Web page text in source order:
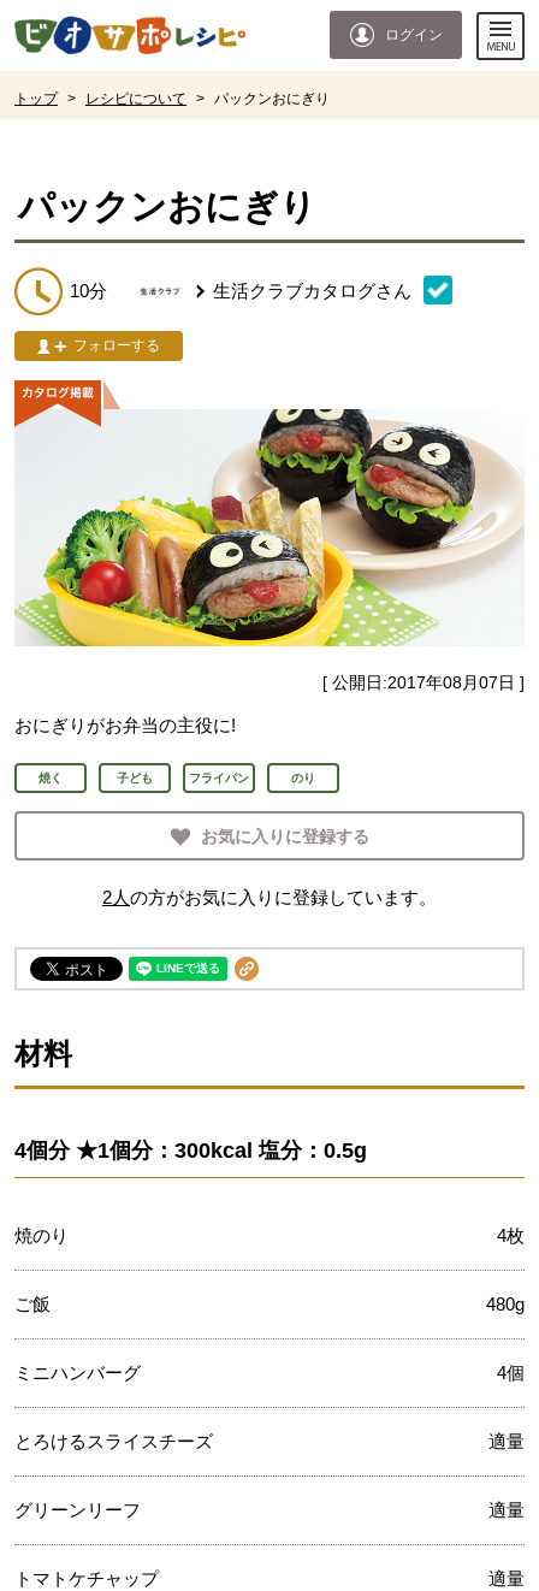
ページの先頭です。
ログイン
トップ > レシピについて > パックンおにぎり
パックンおにぎり
10分 生活クラブカタログさん
フォローする
[ 公開日:2017年08月07日 ]
おにぎりがお弁当の主役に!
焼く 子ども フライパン のり
お気に入りに登録する
2人の方がお気に入りに登録しています。
材料
4個分 ★1個分：300kcal 塩分：0.5g
焼のり 4枚
ご飯 480g
ミニハンバーグ 4個
とろけるスライスチーズ 適量
グリーンリーフ 適量
トマトケチャップ 適量